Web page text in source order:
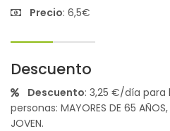
Precio: 6,5€
Descuento
Descuento: 3,25 €/día para
personas: MAYORES DE 65 AÑOS,
JOVEN.